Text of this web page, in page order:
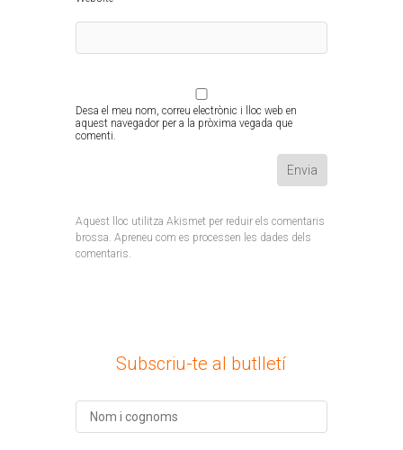
Desa el meu nom, correu electrònic i lloc web en
aquest navegador per a la pròxima vegada que
comenti.
Aquest lloc utilitza Akismet per reduir els comentaris
brossa. Apreneu com es processen les dades dels
comentaris.
Subscriu-te al butlletí